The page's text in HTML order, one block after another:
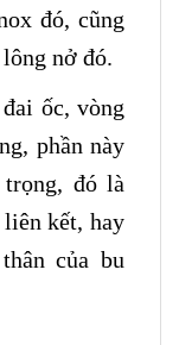
đó, cũng
nở đó.
ốc, vòng
phần này
đó là
liên kết, hay
của bu